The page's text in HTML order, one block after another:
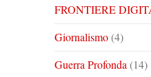
FRONTIERE
Giornalismo(4)
Guerra Profonda (14)